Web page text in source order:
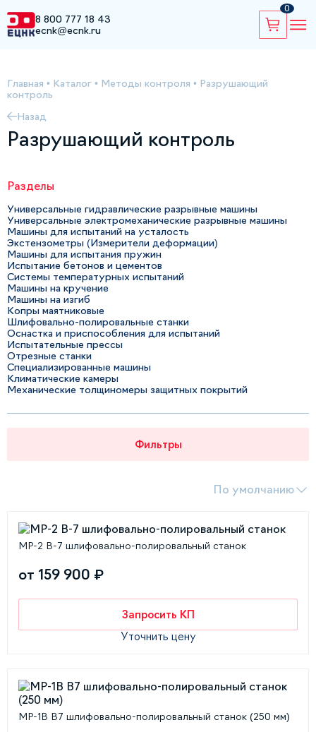
8 800 777 18 43
ecnk@ecnk.ru
0
Главная • Каталог • Методы контроля • Разрушающий
контроль
Назад
Разрушающий контроль
Разделы
Универсальные гидравлические разрывные машины
Универсальные электромеханические разрывные машины
Машины для испытаний на усталость
Экстензометры (Измерители деформации)
Машины для испытания пружин
Испытание бетонов и цементов
Системы температурных испытаний
Машины на кручение
Машины на изгиб
Копры маятниковые
Шлифовально-полировальные станки
Оснастка и приспособления для испытаний
Испытательные прессы
Отрезные станки
Специализированные машины
Климатические камеры
Механические толщиномеры защитных покрытий
Фильтры
По умолчанию
MP-2 В-7 шлифовально-полировальный станок
от 159 900 ₽
Запросить КП
Уточнить цену
MP-1B B7 шлифовально-полировальный станок (250 мм)